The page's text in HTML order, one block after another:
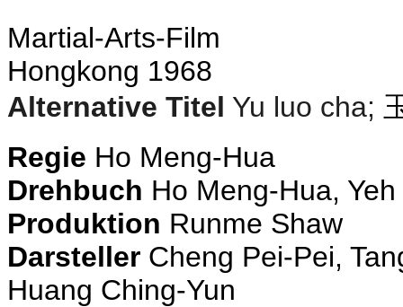
Martial-Arts-Film
Hongkong 1968
Alternative Titel Yu luo cha;
Regie Ho Meng-Hua
Drehbuch Ho Meng-Hua,
Produktion Runme Shaw
Darsteller Cheng Pei-Pei,
Huang Ching-Yun